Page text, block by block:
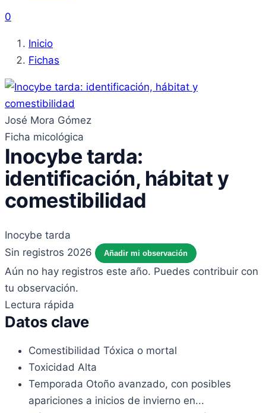
0
Inicio
Fichas
José Mora Gómez
Ficha micológica
Inocybe tarda:
identificación, hábitat y
comestibilidad
Inocybe tarda
Sin registros 2026
Añadir mi observación
Aún no hay registros este año. Puedes contribuir con
tu observación.
Lectura rápida
Datos clave
Comestibilidad Tóxica o mortal
Toxicidad Alta
Temporada Otoño avanzado, con posibles
apariciones a inicios de invierno en...